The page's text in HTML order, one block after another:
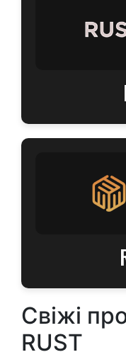
Свіжі
RUST